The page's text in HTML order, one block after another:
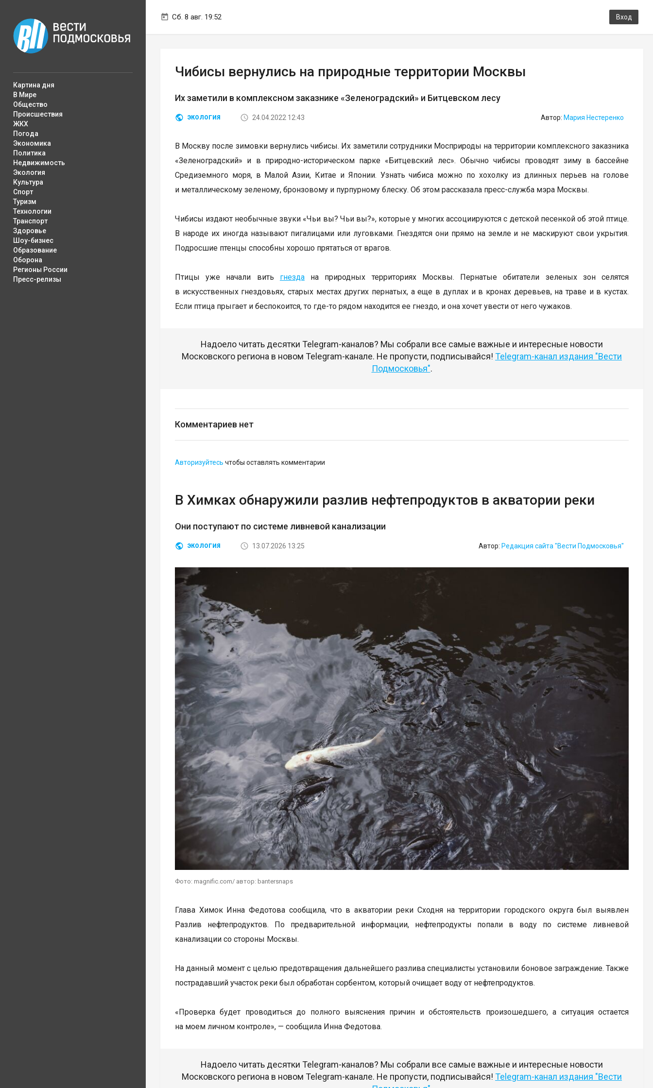
Сб. 8 авг. 19:52 Вход
Картина дня
В Мире
Общество
Происшествия
ЖКХ
Погода
Экономика
Политика
Недвижимость
Экология
Культура
Спорт
Туризм
Технологии
Транспорт
Здоровье
Шоу-бизнес
Образование
Оборона
Регионы России
Пресс-релизы
Чибисы вернулись на природные территории Москвы
Их заметили в комплексном заказнике «Зеленоградский» и Битцевском лесу
ЭКОЛОГИЯ 24.04.2022 12:43 Автор: Мария Нестеренко
В Москву после зимовки вернулись чибисы. Их заметили сотрудники Мосприроды на территории комплексного заказника
«Зеленоградский» и в природно-историческом парке «Битцевский лес». Обычно чибисы проводят зиму в бассейне
Средиземного моря, в Малой Азии, Китае и Японии. Узнать чибиса можно по хохолку из длинных перьев на голове
и металлическому зеленому, бронзовому и пурпурному блеску. Об этом рассказала пресс-служба мэра Москвы.
Чибисы издают необычные звуки «Чьи вы? Чьи вы?», которые у многих ассоциируются с детской песенкой об этой птице.
В народе их иногда называют пигалицами или луговками. Гнездятся они прямо на земле и не маскируют свои укрытия.
Подросшие птенцы способны хорошо прятаться от врагов.
Птицы уже начали вить гнездана природных территориях Москвы. Пернатые обитатели зеленых зон селятся
в искусственных гнездовьях, старых местах других пернатых, а еще в дуплах и в кронах деревьев, на траве и в кустах.
Если птица прыгает и беспокоится, то где-то рядом находится ее гнездо, и она хочет увести от него чужаков.
Надоело читать десятки Telegram-каналов? Мы собрали все самые важные и интересные новости
Московского региона в новом Telegram-канале. Не пропусти, подписывайся! Telegram-канал издания "Вести
Подмосковья".
Комментариев нет
Авторизуйтесь чтобы оставлять комментарии
В Химках обнаружили разлив нефтепродуктов в акватории реки
Они поступают по системе ливневой канализации
ЭКОЛОГИЯ 13.07.2026 13:25 Автор: Редакция сайта "Вести Подмосковья"
Фото: magnific.com/ автор: bantersnaps
Глава Химок Инна Федотова сообщила, что в акватории реки Сходня на территории городского округа был выявлен
Разлив нефтепродуктов. По предварительной информации, нефтепродукты попали в воду по системе ливневой
канализации со стороны Москвы.
На данный момент с целью предотвращения дальнейшего разлива специалисты установили боновое заграждение. Также
пострадавший участок реки был обработан сорбентом, который очищает воду от нефтепродуктов.
«Проверка будет проводиться до полного выяснения причин и обстоятельств произошедшего, а ситуация остается
на моем личном контроле», — сообщила Инна Федотова.
Надоело читать десятки Telegram-каналов? Мы собрали все самые важные и интересные новости
Московского региона в новом Telegram-канале. Не пропусти, подписывайся! Telegram-канал издания "Вести